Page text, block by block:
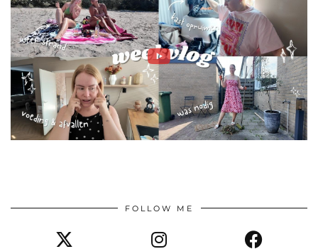
FOLLOW ME